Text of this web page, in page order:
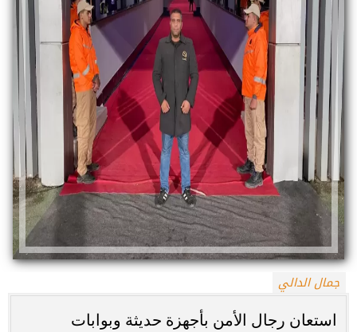
جمال الدالي
استعان رجال الأمن بأجهزة حديثة وبوابات